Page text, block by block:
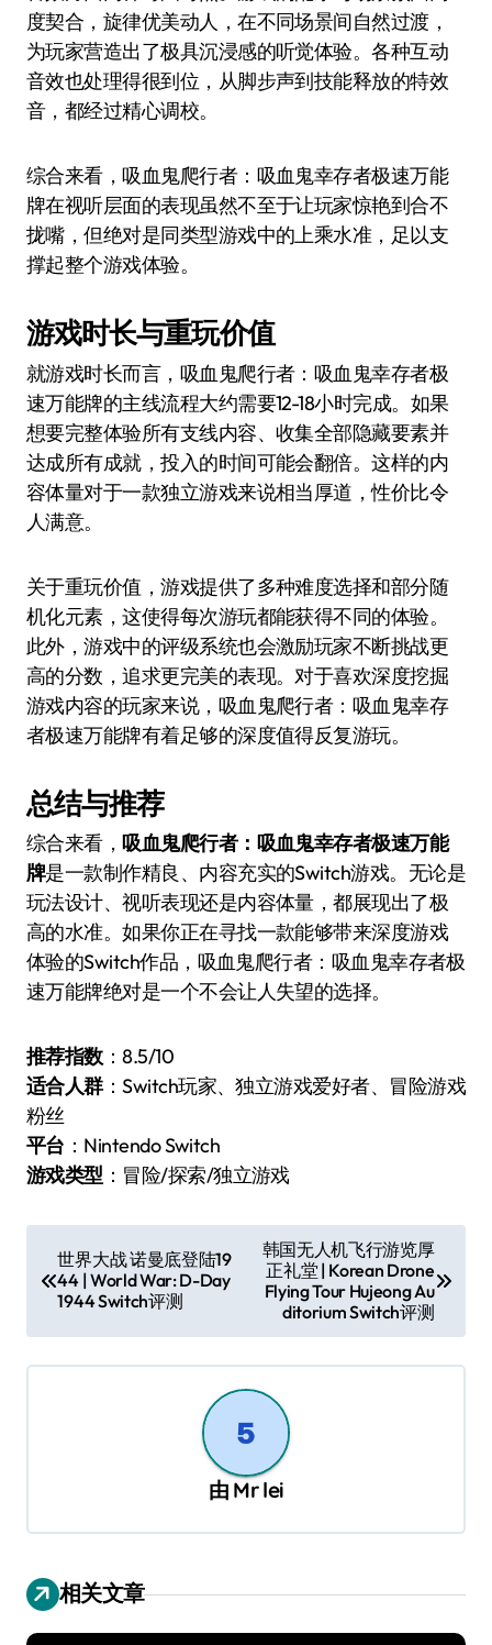
度契合，旋律优美动人，在不同场景间自然过渡，
为玩家营造出了极具沉浸感的听觉体验。各种互动
音效也处理得很到位，从脚步声到技能释放的特效
音，都经过精心调校。
综合来看，吸血鬼爬行者：吸血鬼幸存者极速万能
牌在视听层面的表现虽然不至于让玩家惊艳到合不
拢嘴，但绝对是同类型游戏中的上乘水准，足以支
撑起整个游戏体验。
游戏时长与重玩价值
就游戏时长而言，吸血鬼爬行者：吸血鬼幸存者极
速万能牌的主线流程大约需要12-18小时完成。如果
想要完整体验所有支线内容、收集全部隐藏要素并
达成所有成就，投入的时间可能会翻倍。这样的内
容体量对于一款独立游戏来说相当厚道，性价比令
人满意。
关于重玩价值，游戏提供了多种难度选择和部分随
机化元素，这使得每次游玩都能获得不同的体验。
此外，游戏中的评级系统也会激励玩家不断挑战更
高的分数，追求更完美的表现。对于喜欢深度挖掘
游戏内容的玩家来说，吸血鬼爬行者：吸血鬼幸存
者极速万能牌有着足够的深度值得反复游玩。
总结与推荐
综合来看，吸血鬼爬行者：吸血鬼幸存者极速万能
牌是一款制作精良、内容充实的Switch游戏。无论是
玩法设计、视听表现还是内容体量，都展现出了极
高的水准。如果你正在寻找一款能够带来深度游戏
体验的Switch作品，吸血鬼爬行者：吸血鬼幸存者极
速万能牌绝对是一个不会让人失望的选择。
推荐指数：8.5/10
适合人群：Switch玩家、独立游戏爱好者、冒险游戏
粉丝
平台 ：Nintendo Switch
游戏类型 ：冒险/探索/独立游戏
章
世界大战 诺曼底登陆19
44 | World War: D-Day
1944 Switch评测
韩国无人机飞行游览厚
正礼堂 | Korean Drone
Flying Tour Hujeong Au
ditorium Switch评测
由 Mr lei
相关文章